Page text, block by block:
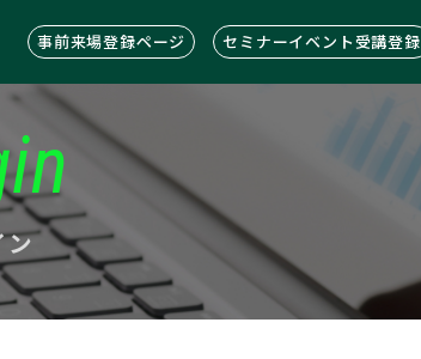
事前来場登録ページ セミナーイベント受講登録
ン